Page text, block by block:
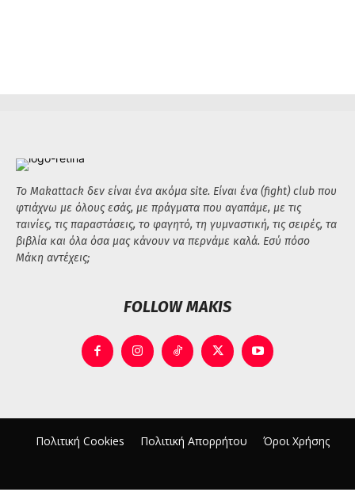
Το Makattack δεν είναι ένα ακόμα site. Είναι ένα (fight) club που
φτιάχνω με όλους εσάς, με πράγματα που αγαπάμε, με τις
ταινίες, τις παραστάσεις, το φαγητό, τη γυμναστική, τις σειρές, τα
βιβλία και όλα όσα μας κάνουν να περνάμε καλά. Εσύ πόσο
Μάκη αντέχεις;
FOLLOW MAKIS
Πολιτική Cookies Πολιτική Απορρήτου Όροι Χρήσης